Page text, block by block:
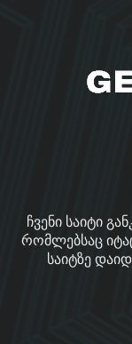
ჩვენი საიტი
რომლებსაც
საიტზე